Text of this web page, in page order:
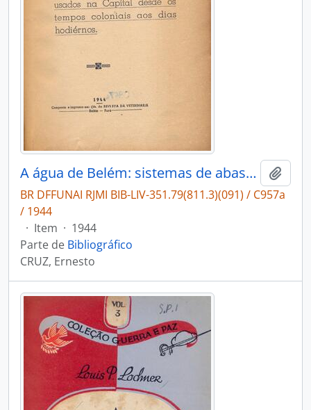
A água de Belém: sistemas de abastecimento usados na capital desde os tempos coloniais aos dias hodiernos.
BR DFFUNAI RJMI BIB-LIV-351.79(811.3)(091) / C957a
/ 1944
· Item · 1944
Parte de Bibliográfico
CRUZ, Ernesto